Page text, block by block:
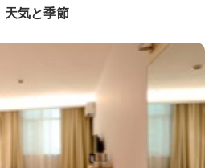
天気と季節